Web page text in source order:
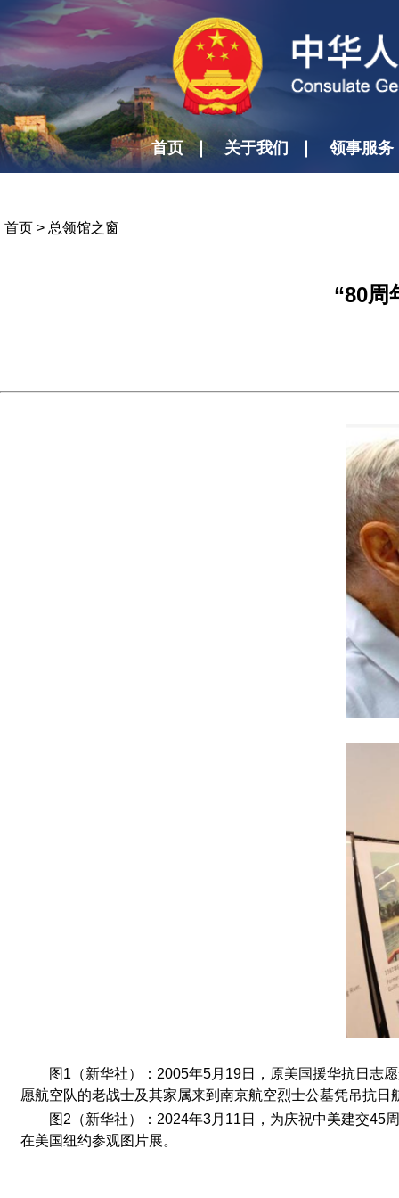
首页 关于我们 领事服务
首页 > 总领馆之窗
“80周
图1 （新华社）： 2005年5月 19日，原美国援华抗日志
愿航空队的老战士及其家属来到南京航空烈士公墓凭吊抗日
图2 （新华社）： 2024年3月 11 日，为庆祝中美建交45
在美国纽约参观图片展。